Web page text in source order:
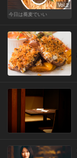
Vol.2
今日は蕎麦でいい